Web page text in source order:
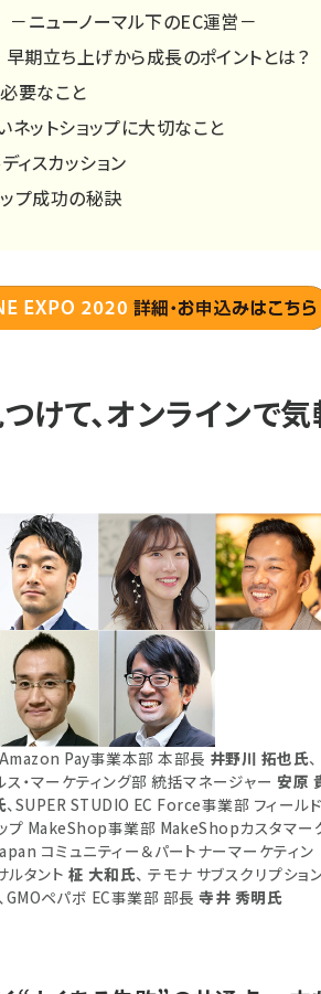
ニューノーマル下のEC運営－
期立ち上げから成長のポイントとは？
要なこと
ットショップに大切なこと
ィスカッション
ップ成功の秘訣
けて、オンラインで
Amazon Pay事業本部 本部長 井野川 拓也氏、
・マーケティング部 統括マネージャー安原
、SUPER STUDIO EC Force事業部 フィールド
ップ MakeShop事業部 MakeShopカスタマー
コミュニティー＆パートナーマーケティン
ルタント 柾 大和氏、 テモナ サブスクリプショ
、GMOペパボ EC事業部 部長寺井 秀明氏